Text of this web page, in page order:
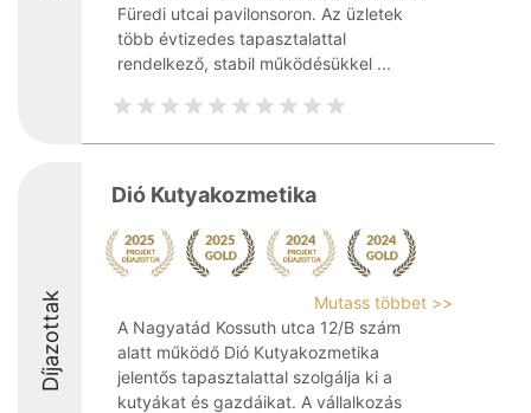
Füredi utcai pavilonsoron. Az üzletek
több évtizedes tapasztalattal
rendelkező, stabil működésükkel ...
Díjazottak
Dió Kutyakozmetika
Mutass többet >>
A Nagyatád Kossuth utca 12/B szám
alatt működő Dió Kutyakozmetika
jelentős tapasztalattal szolgálja ki a
kutyákat és gazdáikat. A vállalkozás